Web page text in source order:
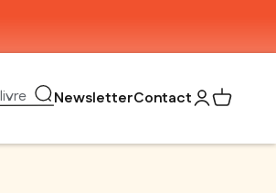
NewsletterContactOuvrir le
Voir mon